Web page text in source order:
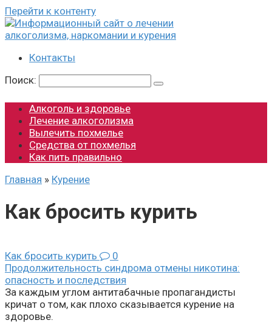
Перейти к контенту
Контакты
Поиск:
Алкоголь и здоровье
Лечение алкоголизма
Вылечить похмелье
Средства от похмелья
Как пить правильно
Главная » Курение
Как бросить курить
Как бросить курить
0
Продолжительность синдрома отмены никотина:
опасность и последствия
За каждым углом антитабачные пропагандисты
кричат о том, как плохо сказывается курение на
здоровье.